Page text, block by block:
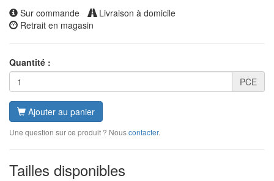
Sur commande
Livraison à domicile
Retrait en magasin
Quantité :
PCE
Ajouter au panier
Une question sur ce produit ? Nouscontacter.
Tailles disponibles